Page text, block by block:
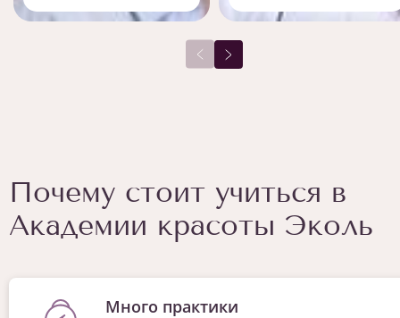
Почему стоит учиться в
Академии красоты Эколь
Много практики